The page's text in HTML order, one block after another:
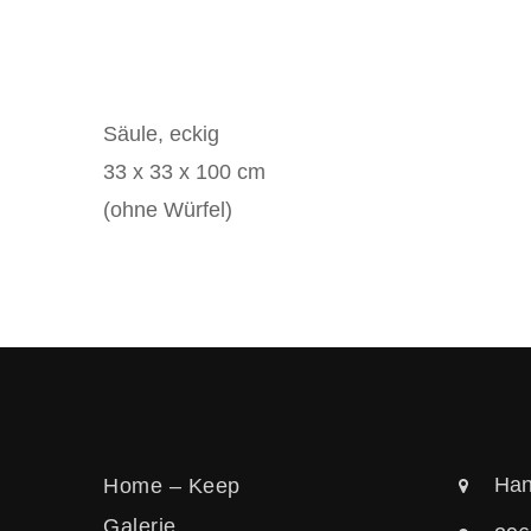
Säule, eckig
33 x 33 x 100 cm
(ohne Würfel)
Home – Keep
Galerie